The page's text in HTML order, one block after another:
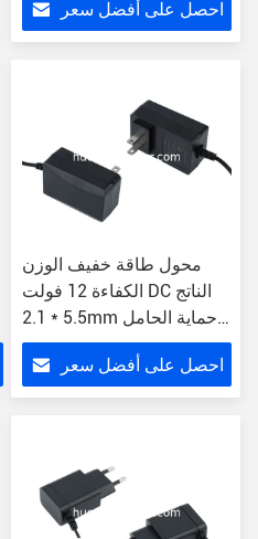
احصل على أفضل سعر
محول طاقة خفيف الوزن
الكفاءة 12 فولت DC الناتج
5.5 * 2.1mm حماية الحامل
من الإفراط
احصل على أفضل سعر